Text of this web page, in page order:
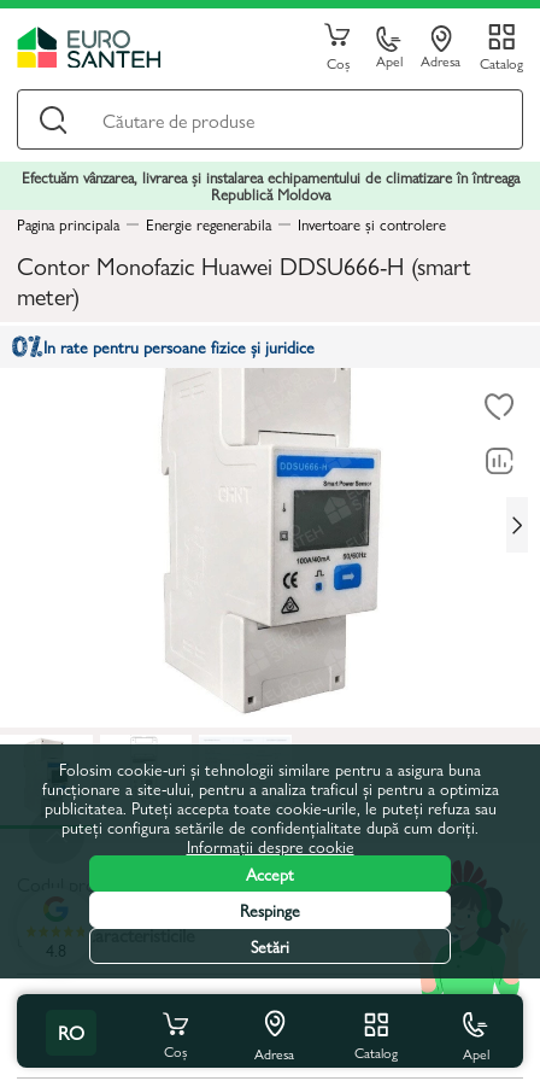
Coș Apel Adresa Catalog
Efectuăm vânzarea, livrarea și instalarea echipamentului de climatizare în întreaga
Republică Moldova
Pagina principala
Energie regenerabila Invertoare și controlere
Contor Monofazic Huawei DDSU666-H (smart
meter)
In rate pentru persoane fizice și juridice
Codul produsului:
Toate caracteristicile
Specificațiile produsului
Albă
RO
Coș Adresa Catalog Apel
4.8
Folosim cookie-uri și tehnologii similare pentru a asigura buna
funcționare a site-ului, pentru a analiza traficul și pentru a optimiza
publicitatea. Puteți accepta toate cookie-urile, le puteți refuza sau
puteți configura setările de confidențialitate după cum doriți.
Informații despre cookie
Accept
Respinge
Setări